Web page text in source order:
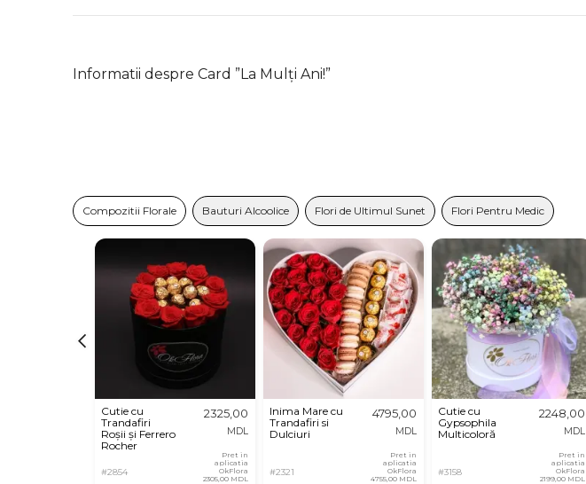
Informatii despre Card ”La Mulți Ani!”
Compozitii Florale Bauturi Alcoolice Flori de Ultimul Sunet Flori Pentru Medic
Cutie cu
Trandafiri
Roșii și Ferrero
Rocher
#2854
2325,00
MDL
Pret in
aplicatia
OkFlora
2305,00 MDL
Inima Mare cu
Trandafiri si
Dulciuri
#2321
4795,00
MDL
Pret in
aplicatia
OkFlora
4755,00 MDL
Cutie cu
Gypsophila
Multicoloră
#3158
2248,00
MDL
Pret in
aplicatia
OkFlora
2199,00 MDL